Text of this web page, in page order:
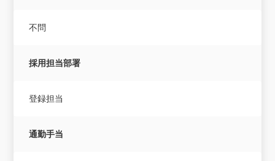
不問
採用担当部署
登録担当
通勤手当